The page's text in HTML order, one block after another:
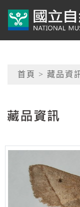
典藏網
網頁導覽
首頁 > 藏品資